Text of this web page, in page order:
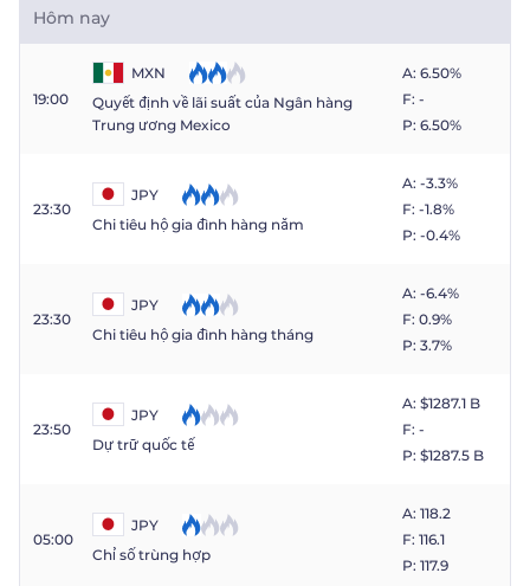
Hôm nay
19:00
MXN
Quyết định về lãi suất của Ngân hàng
Trung ương Mexico
A: 6.50%
F: -
P: 6.50%
23:30
JPY
Chi tiêu hộ gia đình hàng năm
A: -3.3%
F: -1.8%
P: -0.4%
23:30
JPY
Chi tiêu hộ gia đình hàng tháng
A: -6.4%
F: 0.9%
P: 3.7%
23:50
JPY
Dự trữ quốc tế
A: $​1287.1 B
F: -
P: $​1287.5 B
05:00
JPY
Chỉ số trùng hợp
A: 118.2
F: 116.1
P: 117.9